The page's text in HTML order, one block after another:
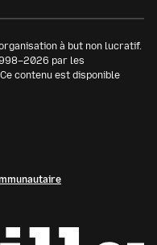
à but non lucratif.
par les
contenu est disponible